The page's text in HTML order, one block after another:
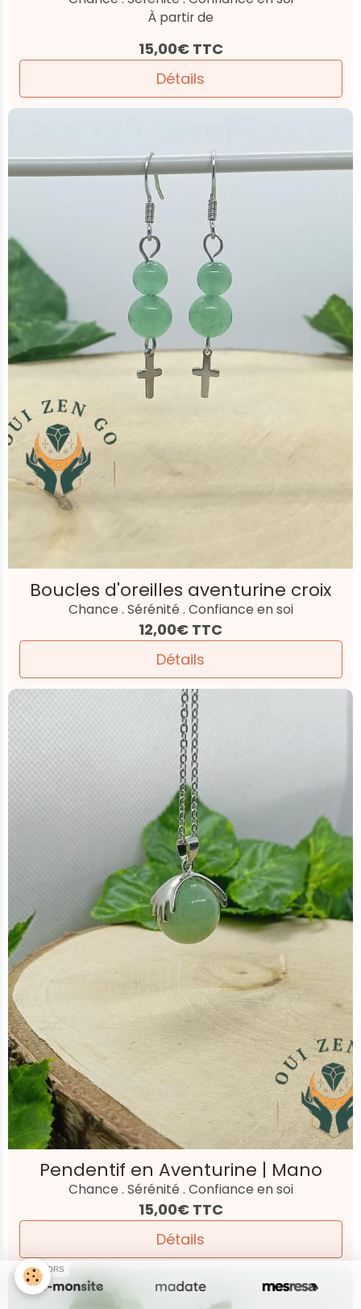
À partir de
15,00€ TTC
Détails
Boucles d'oreilles aventurine croix
Chance . Sérénité . Confiance en soi
12,00€ TTC
Détails
Pendentif en Aventurine | Mano
Chance . Sérénité . Confiance en soi
15,00€ TTC
Détails
SPONSORS